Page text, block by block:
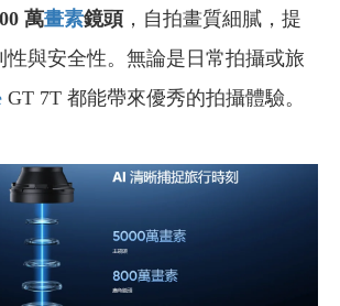
萬畫素鏡頭，自拍畫質細膩，提
性與安全性。無論是日常拍攝或旅
GT 7T 都能帶來優秀的拍攝體驗。